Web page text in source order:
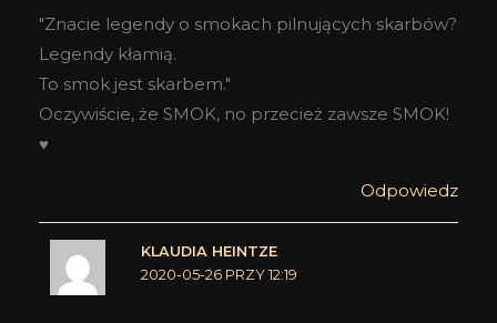
"Znacie legendy o smokach pilnujących skarbów?
Legendy kłamią.
To smok jest skarbem."
Oczywiście, że SMOK, no przecież zawsze SMOK!
♥
Odpowiedz
KLAUDIA HEINTZE
2020-05-26 PRZY 12:19